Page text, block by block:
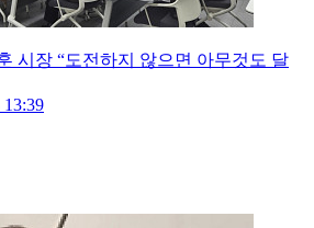
시장 “도전하지 않으면 아무것도 달
13:39